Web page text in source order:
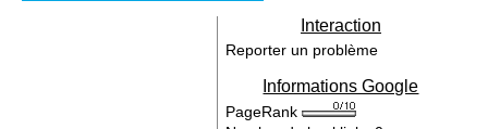
Interaction
Reporter un problème
Informations Google
PageRank